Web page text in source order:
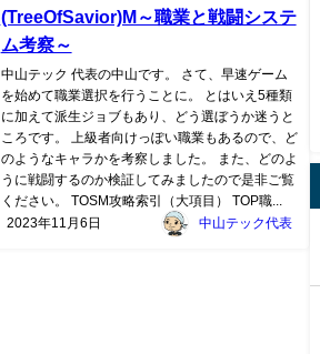
(TreeOfSavior)M～職業と戦闘システ
ム考察～
中山テック 代表の中山です。 さて、早速ゲーム
を始めて職業選択を行うことに。 とはいえ5種類
に加えて派生ジョブもあり、どう選ぼうか迷うと
ころです。 上級者向けっぽい職業もあるので、ど
のようなキャラかを考察しました。 また、どのよ
うに戦闘するのか検証してみましたので是非ご覧
ください。 TOSM攻略索引（大項目） TOP職...
2023年11月6日
中山テック代表